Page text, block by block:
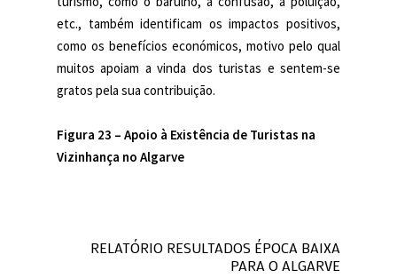
etc., também identificam os impactos positivos,
como os benefícios económicos, motivo pelo qual
muitos apoiam a vinda dos turistas e sentem-se
gratos pela sua contribuição.
Figura 23 – Apoio à Existência de Turistas na
Vizinhança no Algarve
RELATÓRIO RESULTADOS ÉPOCA BAIXA
PARA O ALGARVE